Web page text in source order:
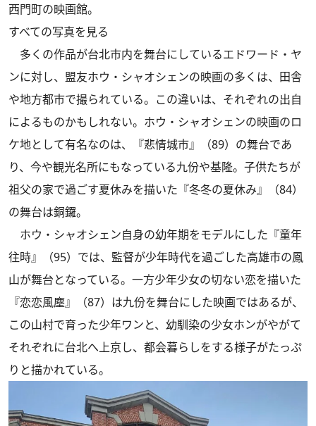
西門町の映画館。
すべての写真を見る
多くの作品が台北市内を舞台にしているエドワード・ヤ
ンに対し、盟友ホウ・シャオシェンの映画の多くは、田舎
や地方都市で撮られている。この違いは、それぞれの出自
によるものかもしれない。ホウ・シャオシェンの映画のロ
ケ地として有名なのは、『悲情城市』（89）の舞台であ
り、今や観光名所にもなっている九份や基隆。子供たちが
祖父の家で過ごす夏休みを描いた『冬冬の夏休み』（84）
の舞台は銅鑼。
ホウ・シャオシェン自身の幼年期をモデルにした『童年
往時』（95）では、監督が少年時代を過ごした高雄市の鳳
山が舞台となっている。一方少年少女の切ない恋を描いた
『恋恋風塵』（87）は九份を舞台にした映画ではあるが、
この山村で育った少年ワンと、幼馴染の少女ホンがやがて
それぞれに台北へ上京し、都会暮らしをする様子がたっぷ
りと描かれている。